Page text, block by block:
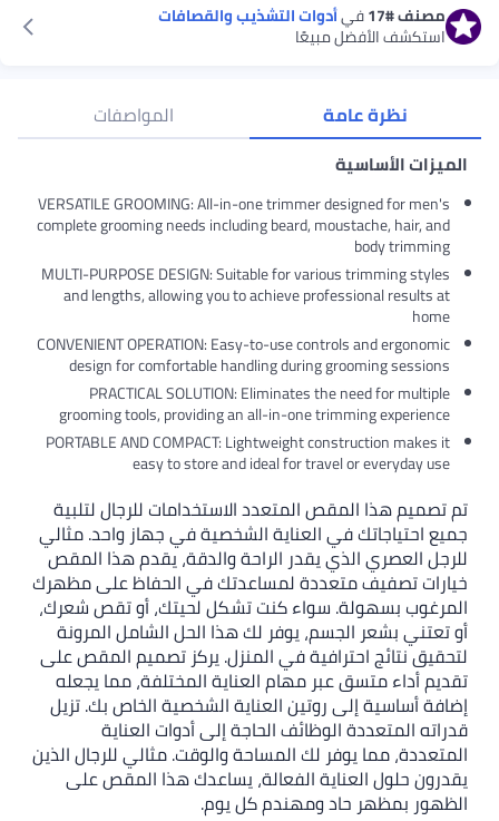
أدوات التشذيب والقصافات
المواصفات
VERSATILE GROOMING: All-in-one trimmer
complete grooming needs including beard,
MULTI-PURPOSE DESIGN: Suitable for
and lengths, allowing you to achieve
CONVENIENT OPERATION: Easy-to-use
design for comfortable handling during
PRACTICAL SOLUTION: Eliminates
grooming tools, providing an all-in-one
PORTABLE AND COMPACT: Lightweight
easy to store and ideal for
المتعدد الاستخدامات للرجال لتلبية
العناية الشخصية في جهاز واحد. مثالي
يقدر الراحة والدقة، يقدم هذا المقص
لمساعدتك في الحفاظ على مظهرك
سواء كنت تشكل لحيتك، أو تقص شعرك،
يوفر لك هذا الحل الشامل المرونة
في المنزل. يركز تصميم المقص على
مهام العناية المختلفة، مما يجعله
العناية الشخصية الخاص بك. تزيل
الحاجة إلى أدوات العناية
لك المساحة والوقت. مثالي للرجال الذين
الفعالة، يساعدك هذا المقص على
ومهندم كل يوم.